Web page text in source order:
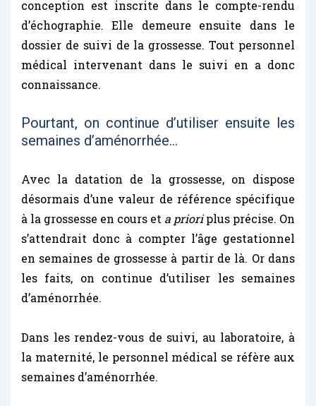
conception est inscrite dans le compte-rendu
d’échographie. Elle demeure ensuite dans le
dossier de suivi de la grossesse. Tout personnel
médical intervenant dans le suivi en a donc
connaissance.
Pourtant, on continue d’utiliser ensuite les
semaines d’aménorrhée…
Avec la datation de la grossesse, on dispose
désormais d’une valeur de référence spécifique
à la grossesse en cours et a prioriplus précise. On
s’attendrait donc à compter l’âge gestationnel
en semaines de grossesse à partir de là. Or dans
les faits, on continue d’utiliser les semaines
d’aménorrhée.
Dans les rendez-vous de suivi, au laboratoire, à
la maternité, le personnel médical se réfère aux
semaines d’aménorrhée.